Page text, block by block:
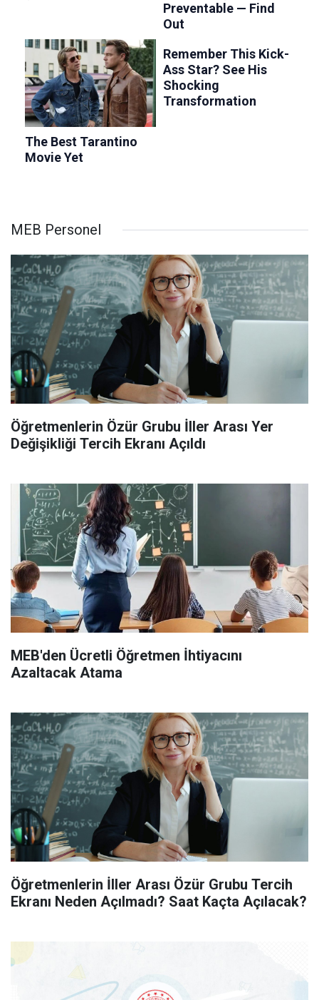
MEB Personel
Öğretmenlerin Özür Grubu İller Arası Yer
Değişikliği Tercih Ekranı Açıldı
MEB'den Ücretli Öğretmen İhtiyacını
Azaltacak Atama
Öğretmenlerin İller Arası Özür Grubu Tercih
Ekranı Neden Açılmadı? Saat Kaçta Açılacak?